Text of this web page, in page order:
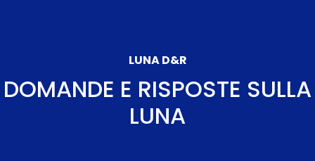
LUNA D&R
DOMANDE E RISPOSTE SULLA
LUNA